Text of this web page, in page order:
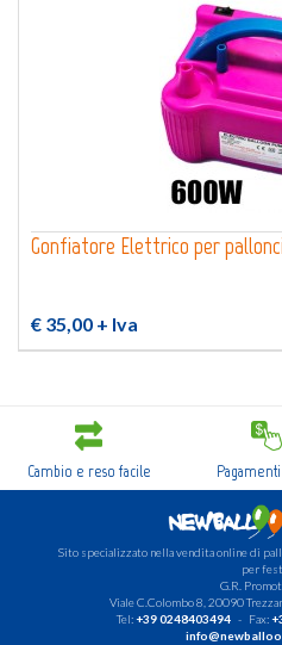
Gonfiatore Elettrico per
€ 35,00 + Iva
Cambio e reso facile
Sito specializzato nella vendita online di
per
G.R.
Viale C.Colombo 8, 20090
Tel:+39 0248403494- Fax: